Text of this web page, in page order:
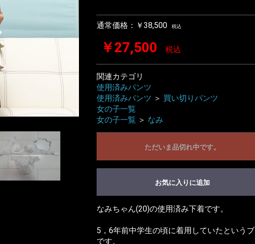
通常価格：￥38,500 税込
￥27,500 税込
関連カテゴリ
使用済みパンツ
使用済みパンツ ＞ 買い切りパンツ
女の子一覧
女の子一覧 ＞ なみ
ただいま品切れ中です。
お気に入りに追加
なみちゃん(20)の使用済み下着です。
5，6年前中学生の頃に着用していたという
です。